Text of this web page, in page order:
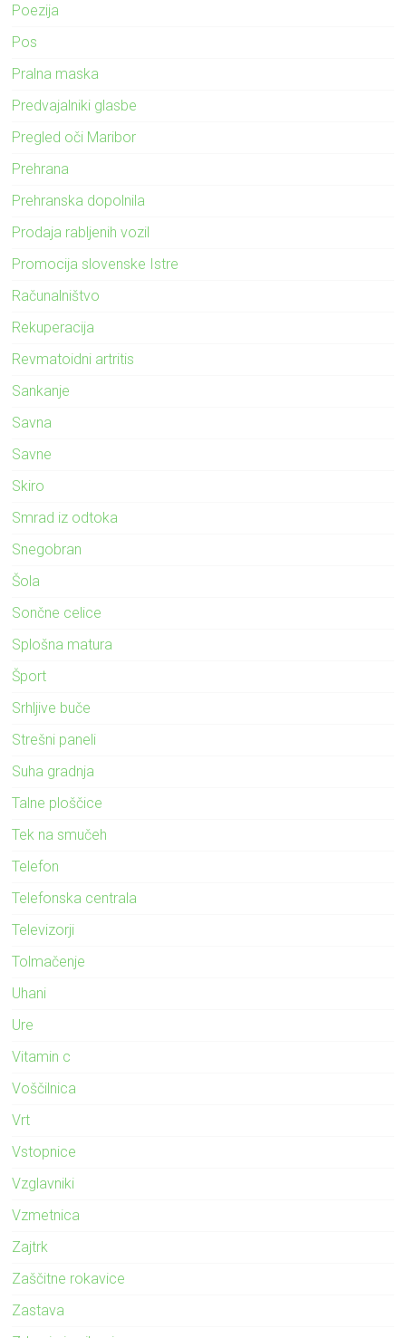
Poezija
Pos
Pralna maska
Predvajalniki glasbe
Pregled oči Maribor
Prehrana
Prehranska dopolnila
Prodaja rabljenih vozil
Promocija slovenske Istre
Računalništvo
Rekuperacija
Revmatoidni artritis
Sankanje
Savna
Savne
Skiro
Smrad iz odtoka
Snegobran
Šola
Sončne celice
Splošna matura
Šport
Srhljive buče
Strešni paneli
Suha gradnja
Talne ploščice
Tek na smučeh
Telefon
Telefonska centrala
Televizorji
Tolmačenje
Uhani
Ure
Vitamin c
Voščilnica
Vrt
Vstopnice
Vzglavniki
Vzmetnica
Zajtrk
Zaščitne rokavice
Zastava